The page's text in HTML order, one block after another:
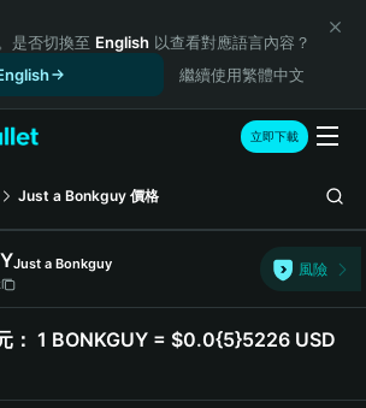
。是否切換至 English 以查看對應語言內容？
繼續使用繁體中文
立即下載
Just a Bonkguy 價格
Just a Bonkguy
風險
： 1 BONKGUY = $0.0{5}5226 USD